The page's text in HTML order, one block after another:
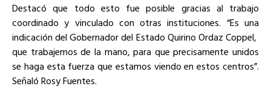
Destacó que todo esto fue posible gracias al trabajo
coordinado y vinculado con otras instituciones. “Es una
indicación del Gobernador del Estado Quirino Ordaz Coppel,
que trabajemos de la mano, para que precisamente unidos
se haga esta fuerza que estamos viendo en estos centros”.
Señaló Rosy Fuentes.